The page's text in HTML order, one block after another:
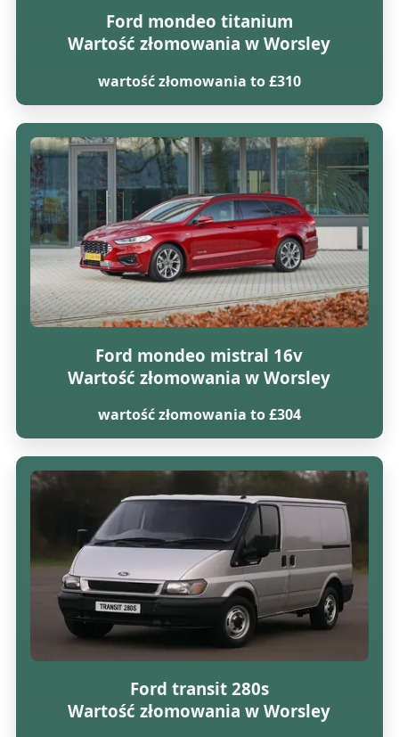
Ford mondeo titanium
Wartość złomowania w Worsley
wartość złomowania to £310
Ford mondeo mistral 16v
Wartość złomowania w Worsley
wartość złomowania to £304
Ford transit 280s
Wartość złomowania w Worsley